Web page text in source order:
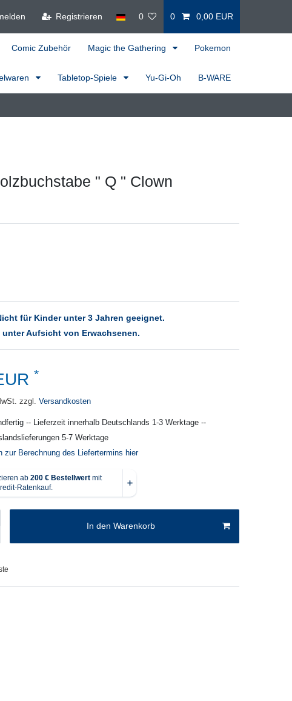
Registrieren 0 0 0,00 EUR
Comic Zubehör Magic the Gathering Pokemon
Tabletop-Spiele Yu-Gi-Oh B-WARE
" Q " Clown
für Kinder unter 3 Jahren geeignet.
unter Aufsicht von Erwachsenen.
*
zzgl. Versandkosten
-- Lieferzeit innerhalb Deutschlands 1-3 Werktage --
5-7 Werktage
zur Berechnung des Liefertermins hier
In den Warenkorb